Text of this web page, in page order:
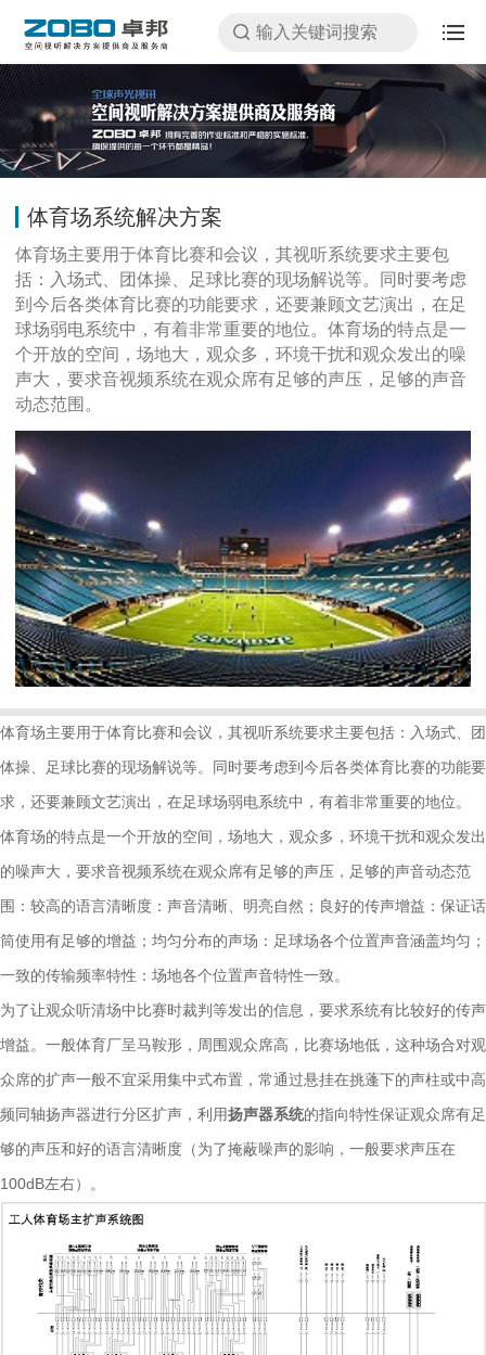
体育场系统解决方案
体育场主要用于体育比赛和会议，其视听系统要求主要包
括：入场式、团体操、足球比赛的现场解说等。同时要考虑
到今后各类体育比赛的功能要求，还要兼顾文艺演出，在足
球场弱电系统中，有着非常重要的地位。体育场的特点是一
个开放的空间，场地大，观众多，环境干扰和观众发出的噪
声大，要求音视频系统在观众席有足够的声压，足够的声音
动态范围。
体育场主要用于体育比赛和会议 ，其视听系统要求主要包括：入场式、团
体操、足球比赛的现场解说等。同时要考虑到今后各类体育比赛的功能要
求，还要兼顾文艺演出，在足球场弱电系统中，有着非常重要的地位。
体育场的特点是一个开放的空间，场地大，观众多，环境干扰和观众发出
的噪声大，要求音视频系统在观众席有足够的声压，足够的声音动态范
围：较高的语言清晰度：声音清晰、明亮自然；良好的传声增益：保证话
筒使用有足够的增益；均匀分布的声场：足球场各个位置声音涵盖均匀；
一致的传输频率特性：场地各个位置声音特性一致。
为了让观众听清场中比赛时裁判等发出的信息，要求系统有比较好的传声
增益。一般体育厂呈马鞍形，周围观众席高，比赛场地低，这种场合对观
众席的扩声一般不宜采用集中式布置，常通过悬挂在挑蓬下的声柱或中高
频同轴扬声器进行分区扩声，利用扬声器系统的指向特性保证观众席有足
够的声压和好的语言清晰度（为了掩蔽噪声的影响，一般要求声压在
100dB左右）。